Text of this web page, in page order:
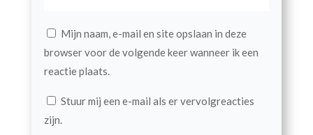
Mijn naam, e-mail en site opslaan in deze
browser voor de volgende keer wanneer ik een
reactie plaats.
Stuur mij een e-mail als er vervolgreacties
zijn.